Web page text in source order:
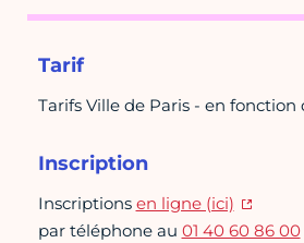
Tarif
Tarifs Ville de Paris - en
Inscription
Inscriptions en ligne (ici)
par téléphone au 01 40 60 86 00